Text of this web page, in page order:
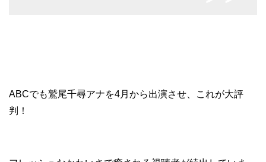
ABCでも鷲尾千尋アナを4月から出演させ、これが大評
判！